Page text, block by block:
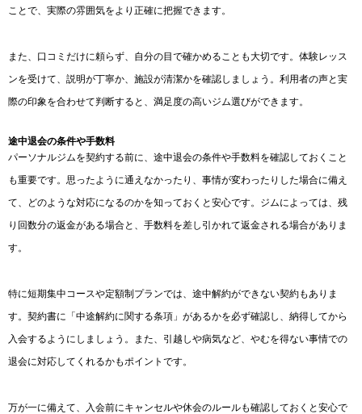
ことで、実際の雰囲気をより正確に把握できます。
また、口コミだけに頼らず、自分の目で確かめることも大切です。体験レッス
ンを受けて、説明が丁寧か、施設が清潔かを確認しましょう。利用者の声と実
際の印象を合わせて判断すると、満足度の高いジム選びができます。
途中退会の条件や手数料
パーソナルジムを契約する前に、途中退会の条件や手数料を確認しておくこと
も重要です。思ったように通えなかったり、事情が変わったりした場合に備え
て、どのような対応になるのかを知っておくと安心です。ジムによっては、残
り回数分の返金がある場合と、手数料を差し引かれて返金される場合がありま
す。
特に短期集中コースや定額制プランでは、途中解約ができない契約もありま
す。契約書に「中途解約に関する条項」があるかを必ず確認し、納得してから
入会するようにしましょう。また、引越しや病気など、やむを得ない事情での
退会に対応してくれるかもポイントです。
万が一に備えて、入会前にキャンセルや休会のルールも確認しておくと安心で